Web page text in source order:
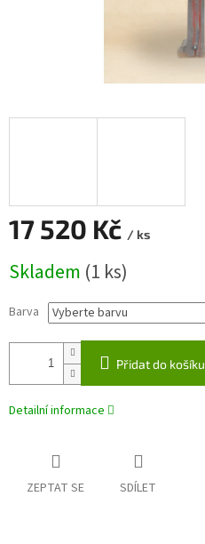
17 520 Kč / ks
cena:
Skladem (1 ks)
Barva
Přidat do košíku
Detailní informace
ZEPTAT SE SDÍLET